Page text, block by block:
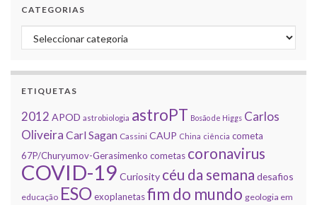
CATEGORIAS
Categorias
ETIQUETAS
2012 APOD astrobiologia astroPT Bosão de Higgs Carlos
Oliveira Carl Sagan Cassini CAUP China ciência cometa
67P/Churyumov-Gerasimenko cometas coronavirus
COVID-19 Curiosity céu da semana desafios
educação ESOexoplanetasfim do mundo geologia em